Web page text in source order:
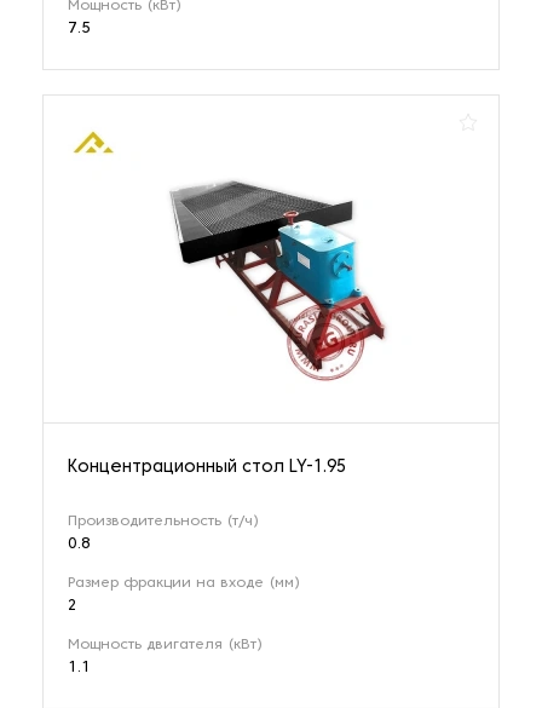
Мощность (кВт)
7.5
Концентрационный стол LY-1.95
Производительность (т/ч)
0.8
Размер фракции на входе (мм)
2
Мощность двигателя (кВт)
1.1